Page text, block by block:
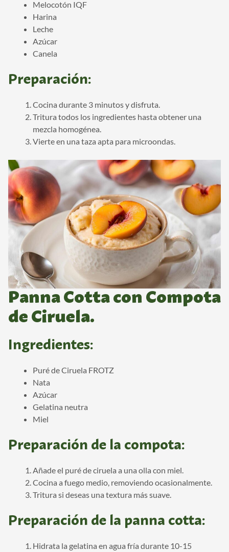
Melocotón IQF
Harina
Leche
Azúcar
Canela
Preparación:
Cocina durante 3 minutos y disfruta.
Tritura todos los ingredientes hasta obtener una
mezcla homogénea.
Vierte en una taza apta para microondas.
Panna Cotta con Compota
de Ciruela.
Ingredientes:
Puré de Ciruela FROTZ
Nata
Azúcar
Gelatina neutra
Miel
Preparación de la compota:
Añade el puré de ciruela a una olla con miel.
Cocina a fuego medio, removiendo ocasionalmente.
Tritura si deseas una textura más suave.
Preparación de la panna cotta:
Hidrata la gelatina en agua fría durante 10-15